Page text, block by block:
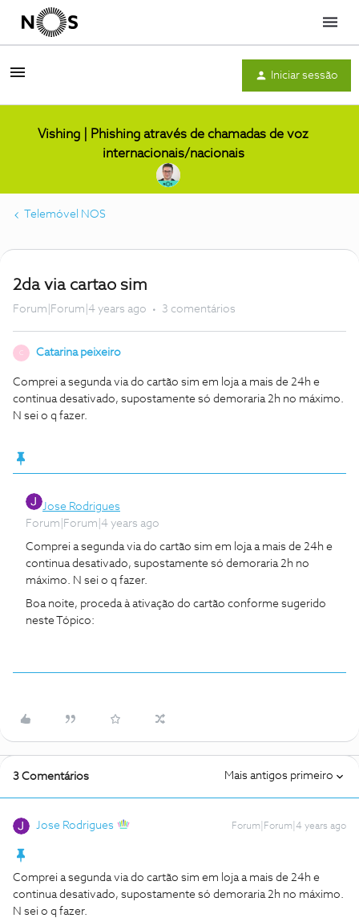
Menu
Iniciar sessão
Vishing | Phishing através de chamadas de voz
internacionais/nacionais
Telemóvel NOS
2da via cartao sim
Forum|Forum|4 years ago 3 comentários
C Catarina peixeiro
Comprei a segunda via do cartão sim em loja a mais de 24h e
continua desativado, supostamente só demoraria 2h no máximo.
N sei o q fazer.
Jose Rodrigues
Forum|Forum|4 years ago
Comprei a segunda via do cartão sim em loja a mais de 24h e
continua desativado, supostamente só demoraria 2h no
máximo. N sei o q fazer.
Boa noite, proceda à ativação do cartão conforme sugerido
neste Tópico:
3 Comentários Mais antigos primeiro
Jose Rodrigues Forum|Forum|4 years ago
Comprei a segunda via do cartão sim em loja a mais de 24h e
continua desativado, supostamente só demoraria 2h no máximo.
N sei o q fazer.